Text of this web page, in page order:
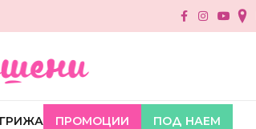
ПРОМОЦИИ ПОД НАЕМ